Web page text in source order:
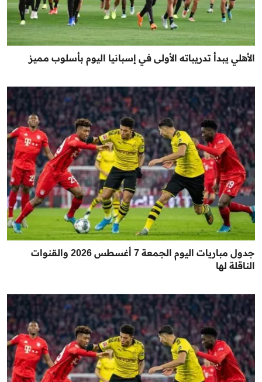
الأهلي يبدأ تدريباته الأولى في إسبانيا اليوم بأسلوب مميز
جدول مباريات اليوم الجمعة 7 أغسطس 2026 والقنوات
الناقلة لها